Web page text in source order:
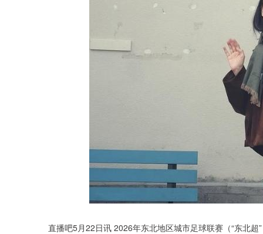
直播吧5月22日讯 2026年东北地区城市足球联赛（“东北